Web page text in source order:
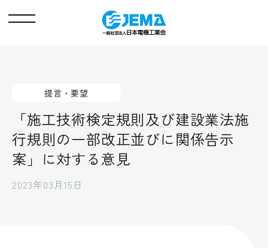
メ
提言・要望
「施工技術検定規則及び建設業法施
行規則の一部改正並びに関係告示
案」に対する意見
2023年03月15日